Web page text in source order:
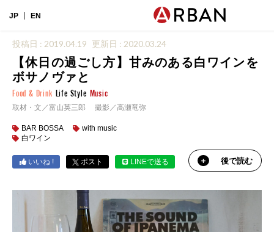
JP EN
投稿日 : 2019.04.19 更新日 : 2020.03.24
【休日の過ごし方】甘みのある白ワインを
ボサノヴァと
Food & Drink Life Style Music
取材・文／富山英三郎 撮影／高瀬竜弥
BAR BOSSA
with music
白ワイン
いいね ! ポスト LINEで送る 後で読む